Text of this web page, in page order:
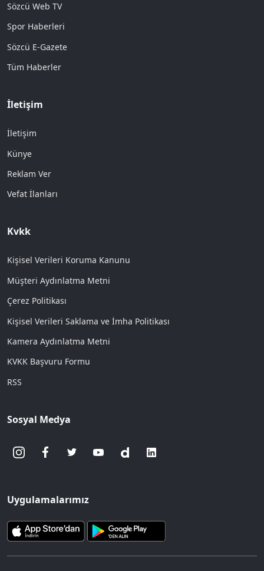
Sözcü Web TV
Spor Haberleri
Sözcü E-Gazete
Tüm Haberler
İletişim
İletişim
Künye
Reklam Ver
Vefat İlanları
Kvkk
Kişisel Verileri Koruma Kanunu
Müşteri Aydınlatma Metni
Çerez Politikası
Kişisel Verileri Saklama ve İmha Politikası
Kamera Aydınlatma Metni
KVKK Başvuru Formu
RSS
Sosyal Medya
Uygulamalarımız